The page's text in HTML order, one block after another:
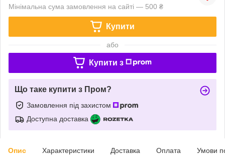
Мінімальна сума замовлення на сайті — 500 ₴
Купити
або
Купити з
Що таке купити з Пром?
Замовлення під захистом
Доступна доставка
Опис Характеристики Доставка Оплата Умови